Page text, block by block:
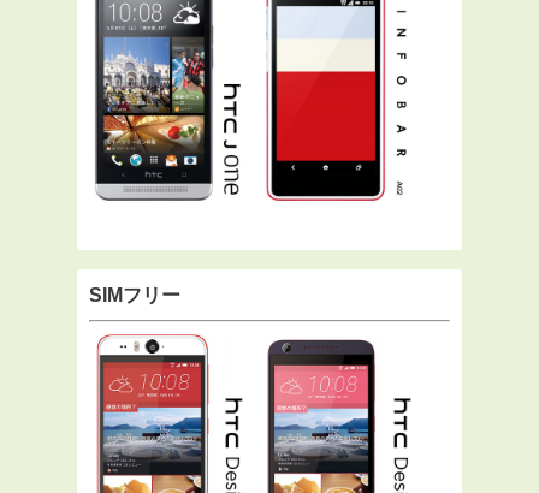
SIMフリー